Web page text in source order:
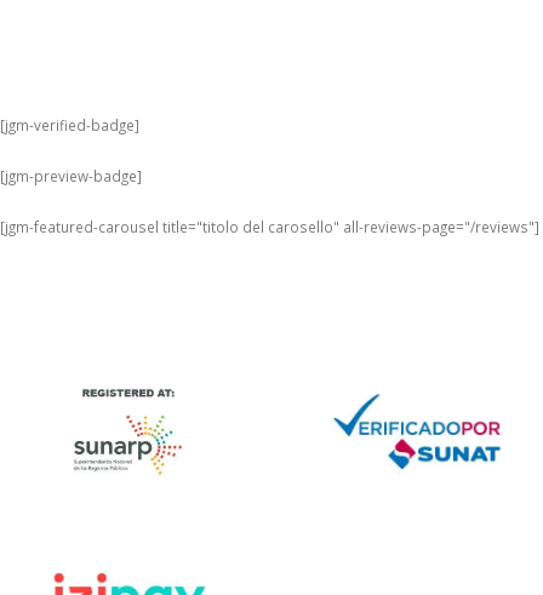
[jgm-verified-badge]
[jgm-preview-badge]
[jgm-featured-carousel title="titolo del carosello" all-reviews-page="/reviews"]